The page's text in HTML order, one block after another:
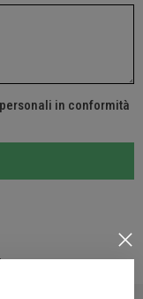
in conformità